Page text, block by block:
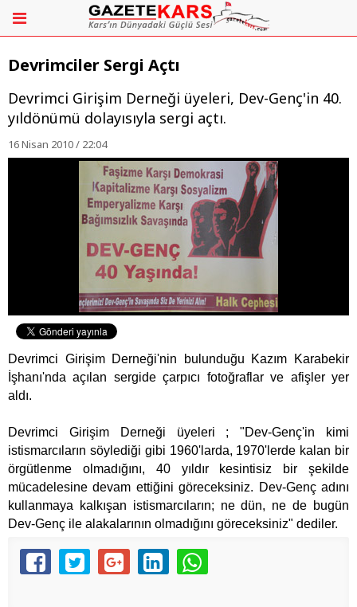
Devrimciler Sergi Açtı
Devrimci Girişim Derneği üyeleri, Dev-Genç'in 40.
yıldönümü dolayısıyla sergi açtı.
16 Nisan 2010 / 22:04
Devrimci Girişim Derneği'nin bulunduğu Kazım Karabekir
İşhanı'nda açılan sergide çarpıcı fotoğraflar ve afişler yer
aldı.
Devrimci Girişim Derneği üyeleri ; "Dev-Genç'in kimi
istismarcıların söylediği gibi 1960'larda, 1970'lerde kalan bir
örgütlenme olmadığını, 40 yıldır kesintisiz bir şekilde
mücadelesine devam ettiğini göreceksiniz. Dev-Genç adını
kullanmaya kalkışan istismarcıların; ne dün, ne de bugün
Dev-Genç ile alakalarının olmadığını göreceksiniz" dediler.